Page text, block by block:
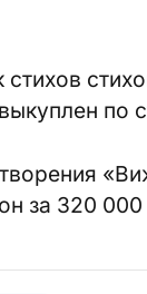
стихов
по
за 320